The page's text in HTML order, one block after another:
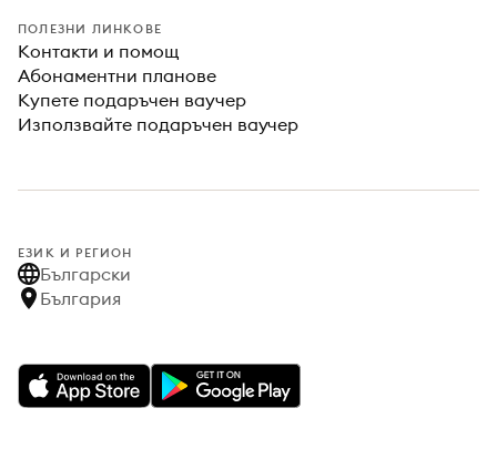
ПОЛЕЗНИ ЛИНКОВЕ
Контакти и помощ
Абонаментни планове
Купете подаръчен ваучер
Използвайте подаръчен ваучер
ЕЗИК И РЕГИОН
Български
България